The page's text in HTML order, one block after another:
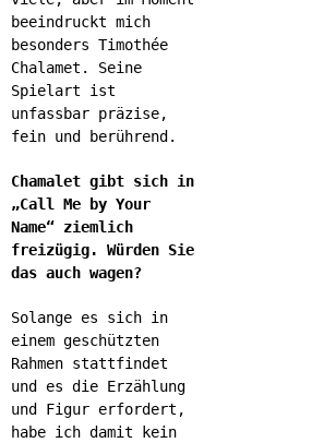
beeindruckt mich
besonders Timothée
Chalamet. Seine
Spielart ist
unfassbar präzise,
fein und berührend.
Chamalet gibt sich in
„Call Me by Your
Name“ ziemlich
freizügig. Würden Sie
das auch wagen?
Solange es sich in
einem geschützten
Rahmen stattfindet
und es die Erzählung
und Figur erfordert,
habe ich damit kein